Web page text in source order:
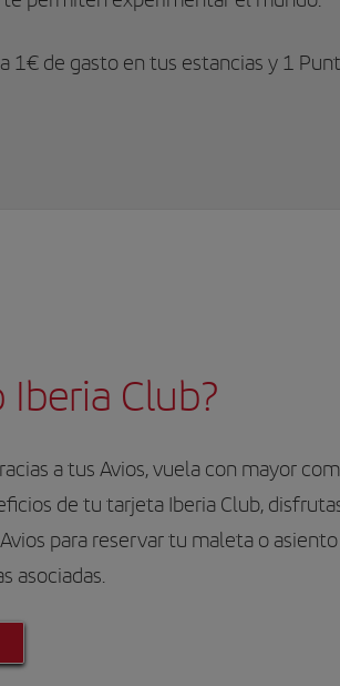
1€ de gasto en tus estancias y 1
Iberia Club?
a tus Avios, vuela con mayor
de tu tarjeta Iberia Club,
para reservar tu maleta o
asociadas.